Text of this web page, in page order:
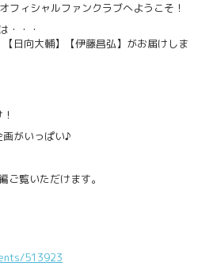
フィシャルファンクラブへようこそ！
・・・
【日向大輔】【伊藤昌弘】がお届けしま
がいっぱい♪
ご覧いただけます。
513923